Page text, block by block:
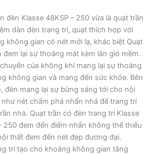
đèn Klasse 48KSP – 250 vừa là quạt trần
dàn đèn trang trí, quạt thích hợp với
không gian có nét mới lạ, khác biệt Quạt
đem lại sự thoáng mát kèm làn gió mềm.
của không khí mang lại sự thoáng
không gian và mang đến sức khỏe. Bên
đèn mang lại sự bừng sáng tới cho nội
nét chấm phá nhấn nhá để trang trí
nhà. Quạt trần có đèn trang trí Klasse
250 đem đến điểm nhấn không thể thiếu
thất đem đến nét đẹp đương đại.
trí tạo cho khoảng không gian tăng